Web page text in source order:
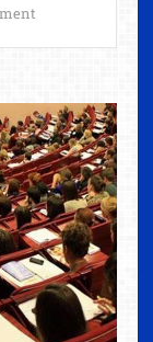
on
Οδηγίες
καταχώρησης
στοιχείων
δημοσίων
υπαλλήλων